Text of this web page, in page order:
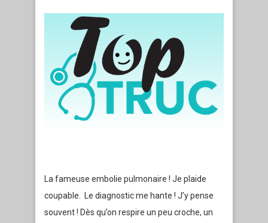
La fameuse embolie pulmonaire ! Je plaide
coupable. Le diagnostic me hante ! J’y pense
souvent ! Dès qu’on respire un peu croche, un